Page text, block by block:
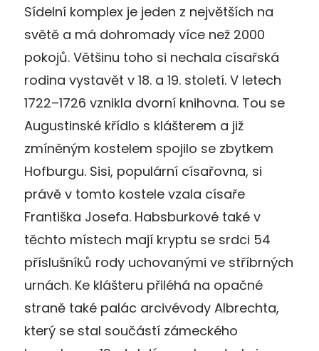
Sídelní komplex je jeden z největších na
světě a má dohromady více než 2000
pokojů. Většinu toho si nechala císařská
rodina vystavět v 18. a 19. století. V letech
1722–1726 vznikla dvorní knihovna. Tou se
Augustinské křídlo s klášterem a již
zmíněným kostelem spojilo se zbytkem
Hofburgu. Sisi, populární císařovna, si
právě v tomto kostele vzala císaře
Františka Josefa. Habsburkové také v
těchto místech mají kryptu se srdci 54
příslušníků rody uchovanými ve stříbrných
urnách. Ke klášteru přiléhá na opačné
straně také palác arcivévody Albrechta,
který se stal součástí zámeckého